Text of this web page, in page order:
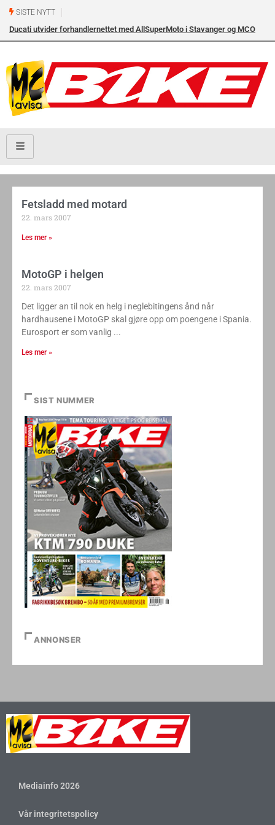
SISTE NYTT
Ducati utvider forhandlernettet med AllSuperMoto i Stavanger og MCO
Fetsladd med motard
22. mars 2007
Les mer »
MotoGP i helgen
22. mars 2007
Det ligger an til nok en helg i neglebitingens ånd når
hardhausene i MotoGP skal gjøre opp om poengene i Spania.
Eurosport er som vanlig
Les mer »
SIST NUMMER
ANNONSER
Mediainfo 2026
Vår integritetspolicy